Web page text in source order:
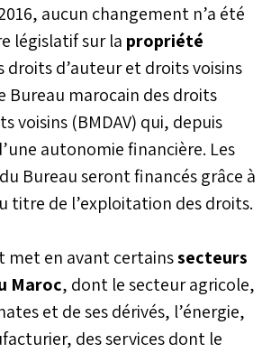
aucun changement n’a été
législatif sur la propriété
droits d’auteur et droits voisins
Bureau marocain des droits
voisins (BMDAV) qui, depuis
autonomie financière. Les
Bureau seront financés grâce à
titre de l’exploitation des droits.
met en avant certainssecteurs
Maroc, dont le secteur agricole,
et de ses dérivés, l’énergie,
des services dont le